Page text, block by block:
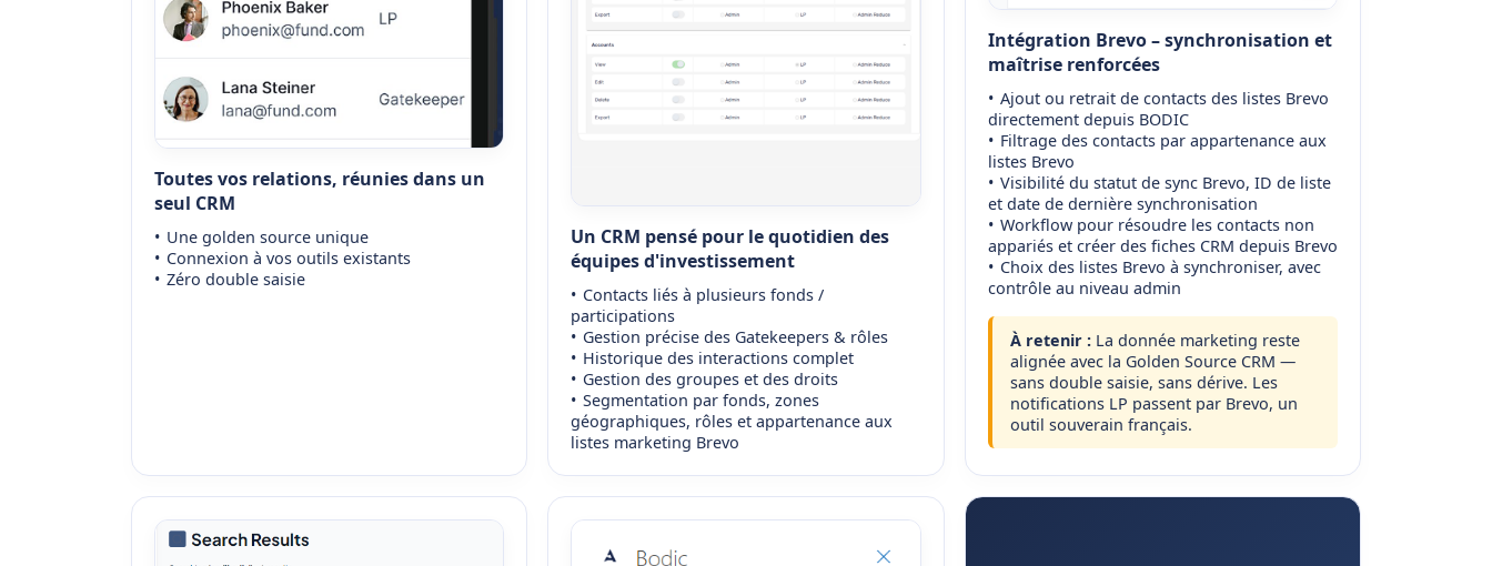
Toutes vos relations, réunies dans un
seul CRM
Une golden source unique
Connexion à vos outils existants
Zéro double saisie
Un CRM pensé pour le quotidien des
équipes d'investissement
Contacts liés à plusieurs fonds /
participations
Gestion précise des Gatekeepers & rôles
Historique des interactions complet
Gestion des groupes et des droits
Segmentation par fonds, zones
géographiques, rôles et appartenance aux
listes marketing Brevo
Intégration Brevo – synchronisation et
maîtrise renforcées
Ajout ou retrait de contacts des listes Brevo
directement depuis BODIC
Filtrage des contacts par appartenance aux
listes Brevo
Visibilité du statut de sync Brevo, ID de liste
et date de dernière synchronisation
Workflow pour résoudre les contacts non
appariés et créer des fiches CRM depuis Brevo
Choix des listes Brevo à synchroniser, avec
contrôle au niveau admin
À retenir :La donnée marketing reste
alignée avec la Golden Source CRM —
sans double saisie, sans dérive. Les
notifications LP passent par Brevo, un
outil souverain français.